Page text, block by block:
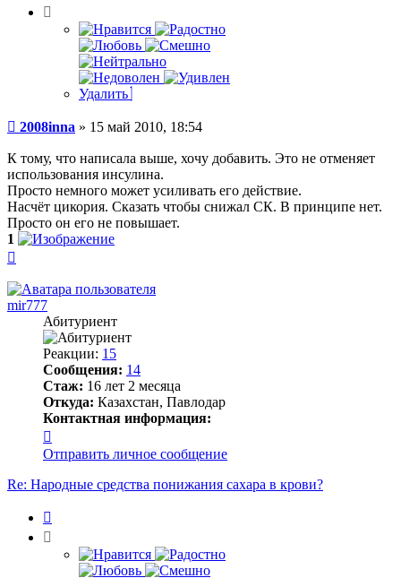
Удалить
Сообщение
2008inna » 15 май 2010, 18:54
К тому, что написала выше, хочу добавить. Это не отменяет
использования инсулина.
Просто немного может усиливать его действие.
Насчёт цикория. Сказать чтобы снижал СК. В принципе нет.
Просто он его не повышает.
1
началу
mir777
Абитуриент
Реакции: 15
Сообщения: 14
Стаж: 16 лет 2 месяца
Откуда: Казахстан, Павлодар
Контактная информация:
информация
пользователя
mir777
Отправить личное сообщение
Re: Народные средства понижания сахара в крови?